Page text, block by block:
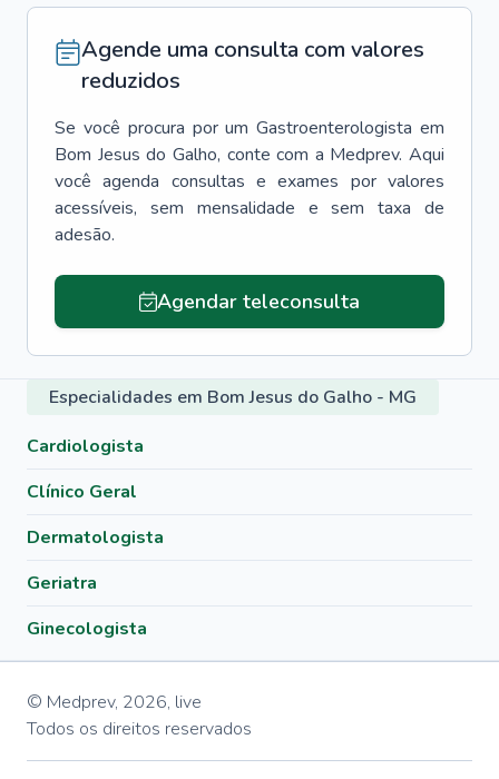
Agende uma consulta com valores
reduzidos
Se você procura por um Gastroenterologista em
Bom Jesus do Galho, conte com a Medprev. Aqui
você agenda consultas e exames por valores
acessíveis, sem mensalidade e sem taxa de
adesão.
Agendar teleconsulta
Especialidades em Bom Jesus do Galho - MG
Cardiologista
Clínico Geral
Dermatologista
Geriatra
Ginecologista
© Medprev, 2026, live
Todos os direitos reservados